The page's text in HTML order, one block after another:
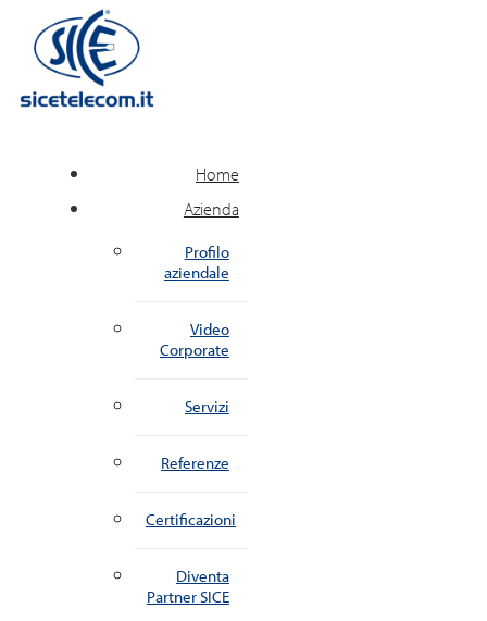
Home
Azienda
Profilo
aziendale
Video
Corporate
Servizi
Referenze
Certificazioni
Diventa
Partner SICE